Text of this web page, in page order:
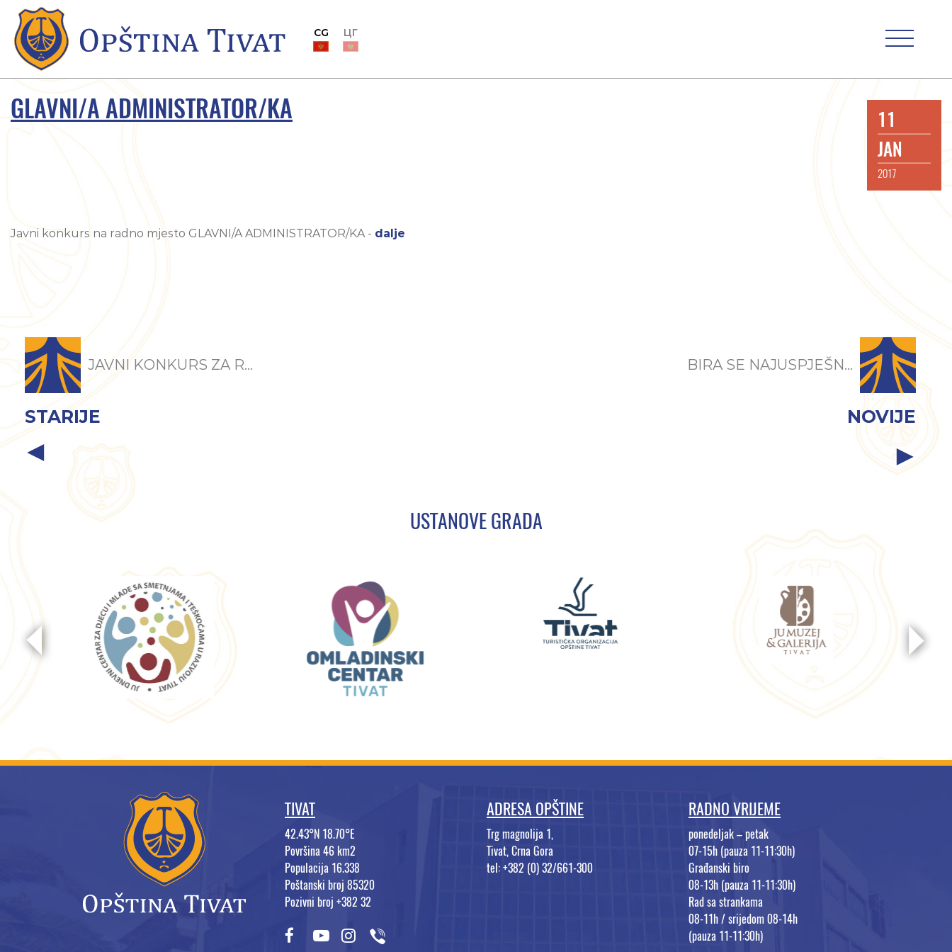
CG ЦГ
GLAVNI/A ADMINISTRATOR/KA
11
JAN
2017
Javni konkurs na radno mjesto GLAVNI/A ADMINISTRATOR/KA - dalje
JAVNI KONKURS ZA R...
STARIJE
BIRA SE NAJUSPJEŠN...
NOVIJE
USTANOVE GRADA
TIVAT
42.43°N 18.70°E
Površina 46 km2
Populacija 16.338
Poštanski broj 85320
Pozivni broj +382 32
ADRESA OPŠTINE
Trg magnolija 1,
Tivat, Crna Gora
tel: +382 (0) 32/661-300
RADNO VRIJEME
ponedeljak – petak
07-15h (pauza 11-11:30h)
Građanski biro
08-13h (pauza 11-11:30h)
Rad sa strankama
08-11h / srijedom 08-14h
(pauza 11-11:30h)